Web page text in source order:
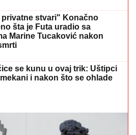
privatne stvari" Konačno
šta je Futa uradio sa
Marine Tucaković nakon
se kunu u ovaj trik: Uštipci
i nakon što se ohlade